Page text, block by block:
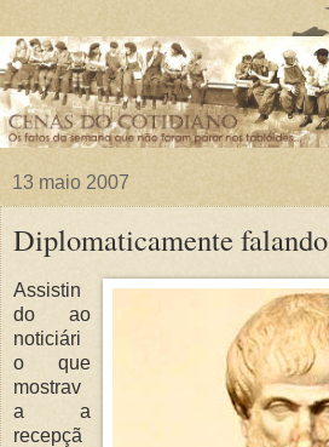
13 maio 2007
Diplomaticamente falando
Assistin
do ao
noticiári
o que
mostrav
a a
recepçã